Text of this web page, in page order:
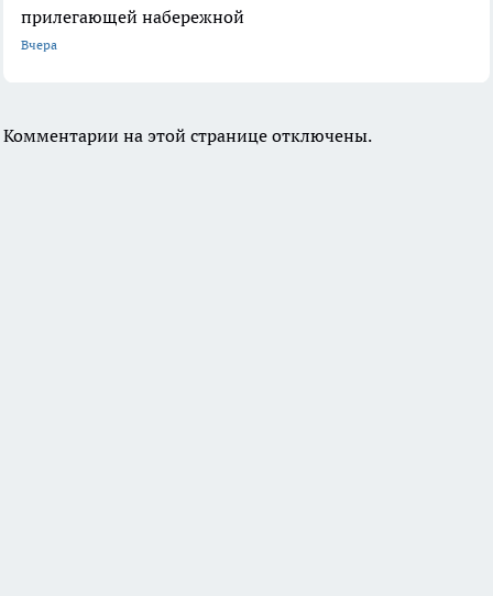
прилегающей набережной
Вчера
Комментарии на этой странице отключены.